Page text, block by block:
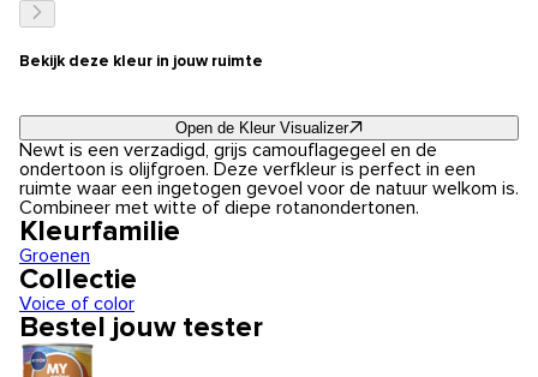
Bekijk deze kleur in jouw ruimte
Open de Kleur Visualizer
Newt is een verzadigd, grijs camouflagegeel en de
ondertoon is olijfgroen. Deze verfkleur is perfect in een
ruimte waar een ingetogen gevoel voor de natuur welkom is.
Combineer met witte of diepe rotanondertonen.
Kleurfamilie
Groenen
Collectie
Voice of color
Bestel jouw tester